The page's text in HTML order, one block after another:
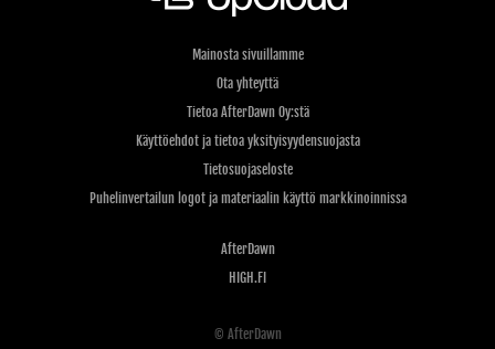
Mainosta sivuillamme
Ota yhteyttä
Tietoa AfterDawn Oy:stä
Käyttöehdot ja tietoa yksityisyydensuojasta
Tietosuojaseloste
Puhelinvertailun logot ja materiaalin käyttö markkinoinnissa
AfterDawn
HIGH.FI
© AfterDawn